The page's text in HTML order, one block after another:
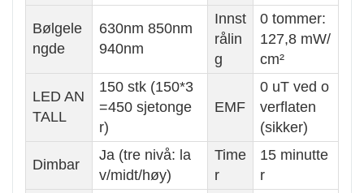
Bølgele
ngde
630nm 850nm
940nm
Innst
rålin
g
0 tommer:
127,8 mW/
cm²
LED AN
TALL
150 stk (150*3
=450 sjetonge
r)
EMF
0 uT ved o
verflaten
(sikker)
Dimbar
Ja (tre nivå: la
v/midt/høy)
Time
r
15 minutte
r